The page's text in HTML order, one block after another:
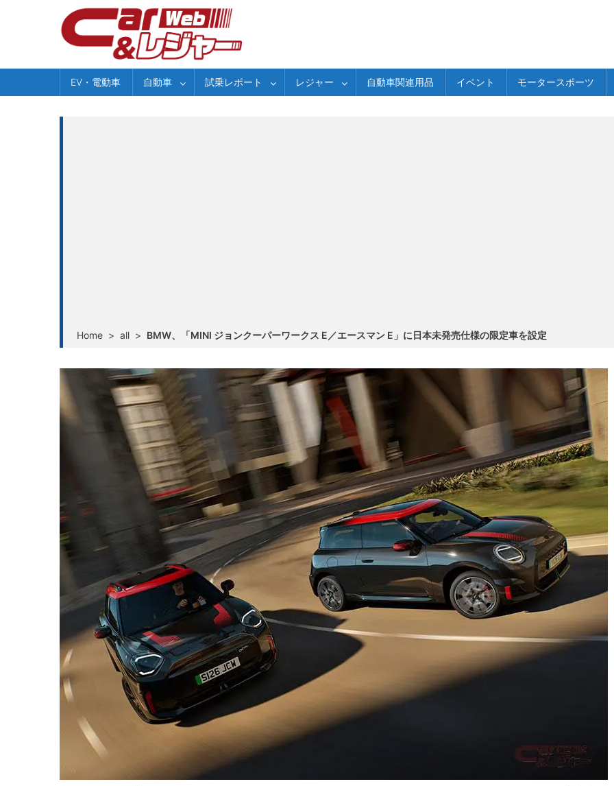
EV・電動車 自動車 試乗レポート レジャー 自動車関連用品 イベント モータースポーツ
Home > all > BMW、「MINI ジョンクーパーワークス E／エースマン E」に日本未発売仕様の限定車を設定